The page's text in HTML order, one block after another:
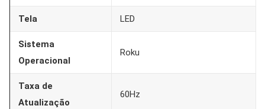
Tela LED
Sistema
Operacional
Roku
Taxa de
Atualização
60Hz